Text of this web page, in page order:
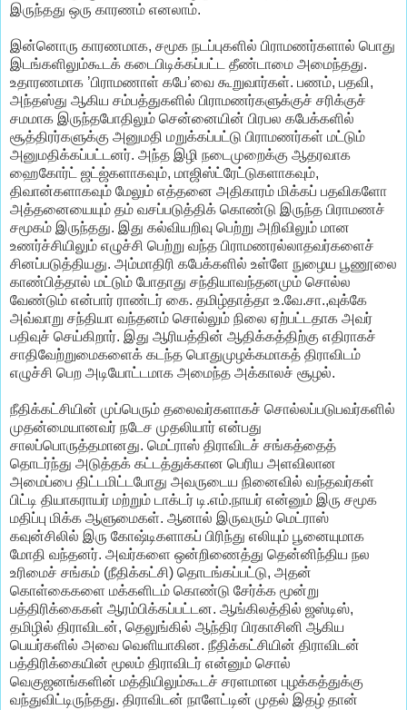
இருந்தது ஒரு காரணம் எனலாம்.
இன்னொரு காரணமாக, சமூக நடப்புகளில் பிராமணர்களால் பொது
இடங்களிலும்கூடக் கடைபிடிக்கப்பட்ட தீண்டாமை அமைந்தது.
உதாரணமாக ’பிராமணாள் கபே’வை கூறுவார்கள். பணம், பதவி,
அந்தஸ்து ஆகிய சம்பத்துகளில் பிராமணர்களுக்குச் சரிக்குச்
சமமாக இருந்தபோதிலும் சென்னையின் பிரபல கபேக்களில்
சூத்திரர்களுக்கு அனுமதி மறுக்கப்பட்டு பிராமணர்கள் மட்டும்
அனுமதிக்கப்பட்டனர். அந்த இழி நடைமுறைக்கு ஆதரவாக
ஹைகோர்ட் ஜட்ஜ்களாகவும், மாஜிஸ்ட்ரேட்டுகளாகவும்,
திவான்களாகவும் மேலும் எத்தனை அதிகாரம் மிக்கப் பதவிகளோ
அத்தனையையும் தம் வசப்படுத்திக் கொண்டு இருந்த பிராமணச்
சமூகம் இருந்தது. இது கல்வியறிவு பெற்று அறிவிலும் மான
உணர்ச்சியிலும் எழுச்சி பெற்று வந்த பிராமணரல்லாதவர்களைச்
சினப்படுத்தியது. அம்மாதிரி கபேக்களில் உள்ளே நுழைய பூணூலை
காண்பித்தால் மட்டும் போதாது சந்தியாவந்தனமும் சொல்ல
வேண்டும் என்பார் ராண்டர் கை. தமிழ்தாத்தா உ.வே.சா.,வுக்கே
அவ்வாறு சந்தியா வந்தனம் சொல்லும் நிலை ஏற்பட்டதாக அவர்
பதிவுச் செய்கிறார். இது ஆரியத்தின் ஆதிக்கத்திற்கு எதிராகச்
சாதிவேற்றுமைகளைக் கடந்த பொதுமுழக்கமாகத் திராவிடம்
எழுச்சி பெற அடியோட்டமாக அமைந்த அக்காலச் சூழல்.
நீதிக்கட்சியின் முப்பெரும் தலைவர்களாகச் சொல்லப்படுபவர்களில்
முதன்மையானவர் நடேச முதலியார் என்பது
சாலப்பொருத்தமானது. மெட்ராஸ் திராவிடச் சங்கத்தைத்
தொடர்ந்து அடுத்தக் கட்டத்துக்கான பெரிய அளவிலான
அமைப்பை திட்டமிட்டபோது அவருடைய நினைவில் வந்தவர்கள்
பிட்டி தியாகராயர் மற்றும் டாக்டர் டி.எம்.நாயர் என்னும் இரு சமூக
மதிப்பு மிக்க ஆளுமைகள். ஆனால் இருவரும் மெட்ராஸ்
கவுன்சிலில் இரு கோஷ்டிகளாகப் பிரிந்து எலியும் பூனையுமாக
மோதி வந்தனர். அவர்களை ஒன்றிணைத்து தென்னிந்திய நல
உரிமைச் சங்கம் (நீதிக்கட்சி) தொடங்கப்பட்டு, அதன்
கொள்கைகளை மக்களிடம் கொண்டு சேர்க்க மூன்று
பத்திரிக்கைகள் ஆரம்பிக்கப்பட்டன. ஆங்கிலத்தில் ஜஸ்டிஸ்,
தமிழில் திராவிடன், தெலுங்கில் ஆந்திர பிரகாசினி ஆகிய
பெயர்களில் அவை வெளியாகின. நீதிக்கட்சியின் திராவிடன்
பத்திரிக்கையின் மூலம் திராவிடர் என்னும் சொல்
வெகுஜனங்களின் மத்தியிலும்கூடச் சரளமான புழக்கத்துக்கு
வந்துவிட்டிருந்தது. திராவிடன் நாளேட்டின் முதல் இதழ் தான்